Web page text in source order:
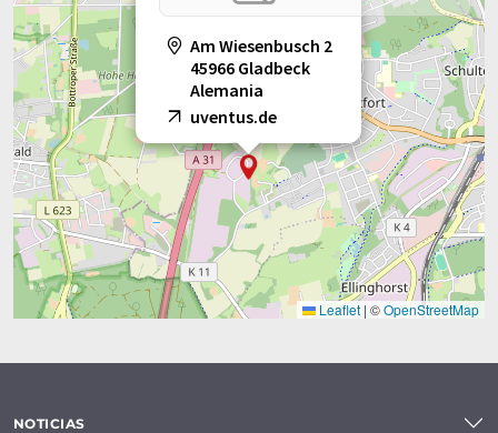
Am Wiesenbusch 2
45966 Gladbeck
Alemania
uventus.de
Leaflet | ©OpenStreetMap
NOTICIAS